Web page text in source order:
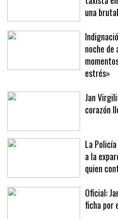
Un padre
taxista en
una
noche de
estrés»
Jan
La
a la
quien
Oficial: